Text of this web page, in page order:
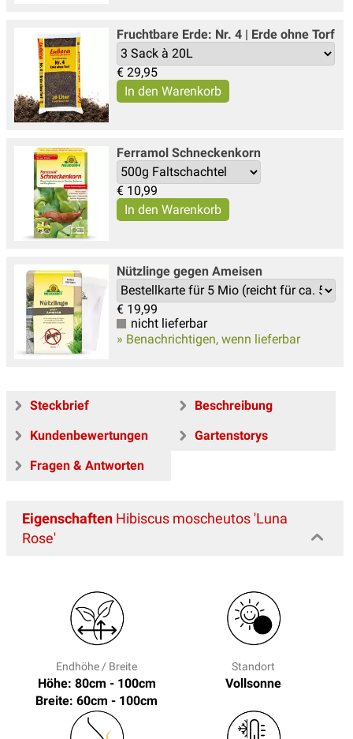
Fruchtbare Erde: Nr. 4 | Erde ohne Torf
€ 29,95
Ferramol Schneckenkorn
€ 10,99
Nützlinge gegen Ameisen
€ 19,99
nicht lieferbar
» Benachrichtigen, wenn lieferbar
Steckbrief
Beschreibung
Kundenbewertungen
Gartenstorys
Fragen & Antworten
Eigenschaften Hibiscus moscheutos 'Luna
Rose'
Endhöhe / Breite
Höhe: 80cm - 100cm
Breite: 60cm - 100cm
Standort
Vollsonne